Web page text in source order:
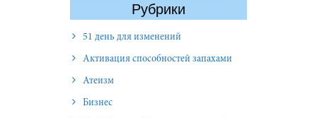
Рубрики
51 день для изменений
Активация способностей запахами
Атеизм
Бизнес